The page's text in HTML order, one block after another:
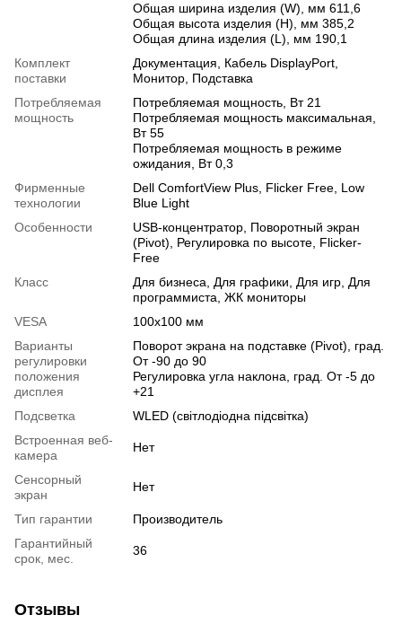
Общая ширина изделия (W), мм 611,6
Общая высота изделия (H), мм 385,2
Общая длина изделия (L), мм 190,1
Комплект
поставки
Документация, Кабель DisplayPort,
Монитор, Подставка
Потребляемая
мощность
Потребляемая мощность, Вт 21
Потребляемая мощность максимальная,
Вт 55
Потребляемая мощность в режиме
ожидания, Вт 0,3
Фирменные
технологии
Dell ComfortView Plus, Flicker Free, Low
Blue Light
Особенности
USB-концентратор Поворотный экран
(Pivot)
Регулировка по высоте Flicker-
Free
Класс
Для бизнеса Для графики Для игр Для
программиста ЖК мониторы
VESA
100х100 мм
Варианты
регулировки
положения
дисплея
Поворот экрана на подставке (Pivot), град.
От -90 до 90
Регулировка угла наклона, град. От -5 до
+21
Подсветка
WLED (світлодіодна підсвітка)
Встроенная веб-
камера
Нет
Сенсорный
экран
Нет
Тип гарантии
Производитель
Гарантийный
срок, мес.
36
Отзывы